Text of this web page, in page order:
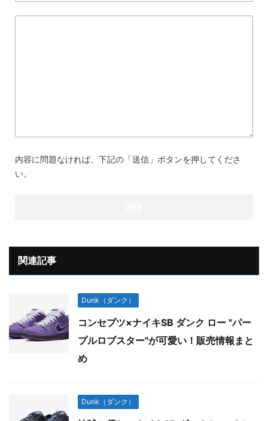
内容に問題なければ、下記の「送信」ボタンを押してくださ
い。
関連記事
Dunk（ダンク）
コンセプツ×ナイキSB ダンク ロー "パー
プルロブスター"が可愛い！販売情報まと
め
Dunk（ダンク）